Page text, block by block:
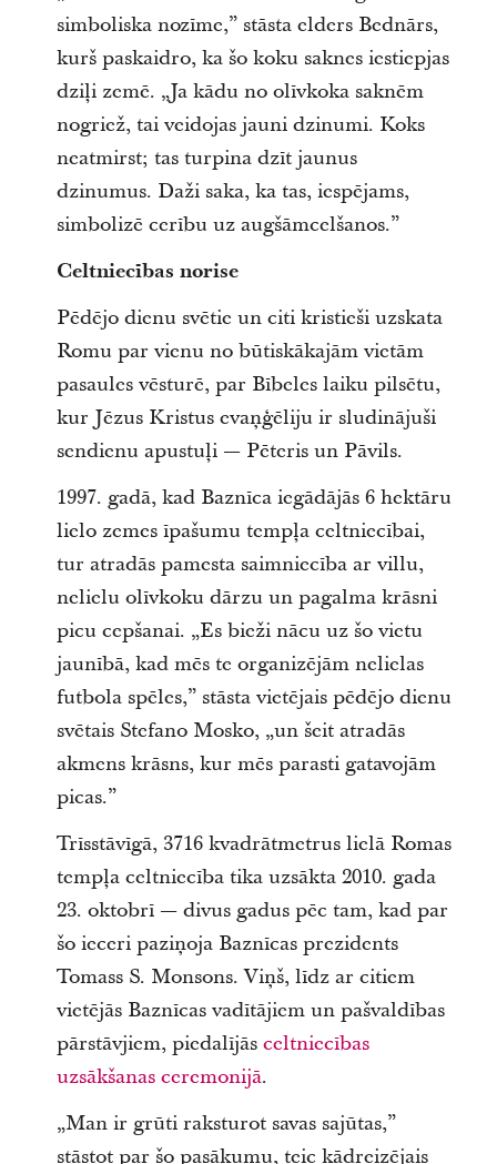
simboliska nozīme,” stāsta elders Bednārs,
kurš paskaidro, ka šo koku saknes iestiepjas
dziļi zemē. „Ja kādu no olīvkoka saknēm
nogriež, tai veidojas jauni dzinumi. Koks
neatmirst; tas turpina dzīt jaunus
dzinumus. Daži saka, ka tas, iespējams,
simbolizē cerību uz augšāmcelšanos.”
Celtniecības norise
Pēdējo dienu svētie un citi kristieši uzskata
Romu par vienu no būtiskākajām vietām
pasaules vēsturē, par Bībeles laiku pilsētu,
kur Jēzus Kristus evaņģēliju ir sludinājuši
sendienu apustuļi — Pēteris un Pāvils.
1997. gadā, kad Baznīca iegādājās 6 hektāru
lielo zemes īpašumu tempļa celtniecībai,
tur atradās pamesta saimniecība ar villu,
nelielu olīvkoku dārzu un pagalma krāsni
picu cepšanai. „Es bieži nācu uz šo vietu
jaunībā, kad mēs te organizējām nelielas
futbola spēles,” stāsta vietējais pēdējo dienu
svētais Stefano Mosko, „un šeit atradās
akmens krāsns, kur mēs parasti gatavojām
picas.”
Trīsstāvīgā, 3716 kvadrātmetrus lielā Romas
tempļa celtniecība tika uzsākta 2010. gada
23. oktobrī — divus gadus pēc tam, kad par
šo ieceri paziņoja Baznīcas prezidents
Tomass S. Monsons. Viņš, līdz ar citiem
vietējās Baznīcas vadītājiem un pašvaldības
pārstāvjiem, piedalījās celtniecības
uzsākšanas ceremonijā.
„Man ir grūti raksturot savas sajūtas,”
stāstot par šo pasākumu, teic kādreizējais